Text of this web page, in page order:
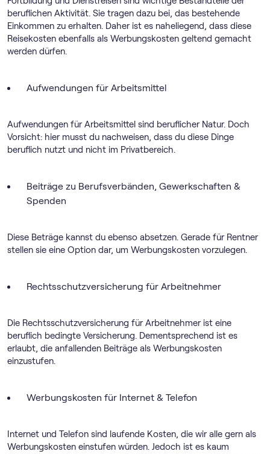
beruflichen Aktivität. Sie tragen dazu bei, das bestehende
Einkommen zu erhalten. Daher ist es naheliegend, dass diese
Reisekosten ebenfalls als Werbungskosten geltend gemacht
werden dürfen.
Aufwendungen für Arbeitsmittel
Aufwendungen für Arbeitsmittel sind beruflicher Natur. Doch
Vorsicht: hier musst du nachweisen, dass du diese Dinge
beruflich nutzt und nicht im Privatbereich.
Beiträge zu Berufsverbänden, Gewerkschaften &
Spenden
Diese Beträge kannst du ebenso absetzen. Gerade für Rentner
stellen sie eine Option dar, um Werbungskosten vorzulegen.
Rechtsschutzversicherung für Arbeitnehmer
Die Rechtsschutzversicherung für Arbeitnehmer ist eine
beruflich bedingte Versicherung. Dementsprechend ist es
erlaubt, die anfallenden Beiträge als Werbungskosten
einzustufen.
Werbungskosten für Internet & Telefon
Internet und Telefon sind laufende Kosten, die wir alle gern als
Werbungskosten einstufen würden. Jedoch ist es kaum